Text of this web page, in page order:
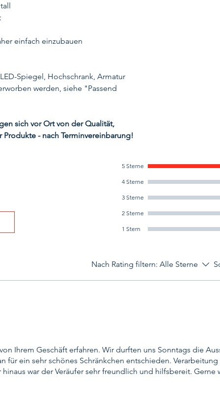
einfach einzubauen
Spiegel, Hochschrank, Armatur
werden, siehe "Passend
sich vor Ort von der Qualität,
- nach Terminvereinbarung!
5 Sterne
4 Sterne
3 Sterne
2 Sterne
1 Stern
Nach Rating filtern: Alle Sterne
Ihrem Geschäft erfahren. Wir durften uns Sonntags die
für ein sehr schönes Schränkchen entschieden. Verarbeitung
war der Veräufer sehr freundlich und hilfsbereit. Gerne